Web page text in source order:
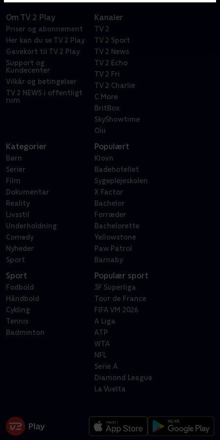
Om TV 2 Play
Priser og abonnement
Her kan du se TV 2 Play
Gavekort til TV 2 Play
Support og
Kundecenter
Vilkår og betingelser
TV 2 NEWS i offentligt
rum
Kanaler
TV 2
TV 2 Sport
TV 2 News
TV 2 Echo
TV 2 Fri
TV 2 Charlie
C More
BritBox
SkyShowtime
Oiii
Kategorier
Børn
Serier
Film
Dokumentar
Reality
Livsstil
Underholdning
Comedy
Nyheder
Sport
Populært
Klovn
Badehotellet
Sygeplejeskolen
X Factor
Bachelor
Forræder
Bachelorette
Yellowstone
Paw Patrol
Barnaby
Sport
Fodbold
Håndbold
Cykling
Tennis
Badminton
Populær sport
3F Superliga
Tour de France
FIFA VM 2026
A Liga
ATP
WTA
NFL
Serie A
Diamond League
La Vuelta